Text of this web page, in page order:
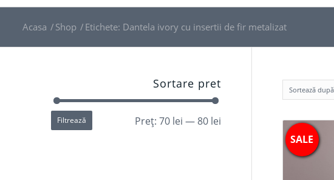
Acasa / Shop / Etichete: Dantela ivory cu insertii de fir metalizat
Sortează după
SALE
Sortare pret
Filtrează Preț: 70 lei —80 lei